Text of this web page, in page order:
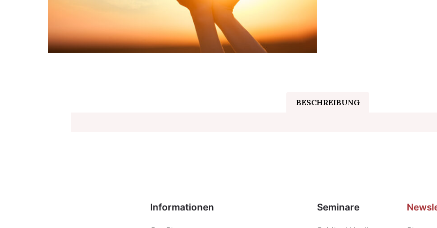
BESCHREIBUNG
Informationen Seminare